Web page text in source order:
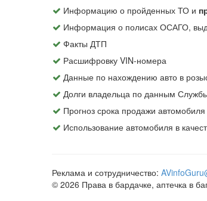
Информацию о пройденных ТО и
Информация о полисах ОСАГО,
Факты ДТП
Расшифровку VIN-номера
Данные по нахождению авто в
Долги владельца по данным
Прогноз срока продажи
Использование автомобиля в
Реклама и сотрудничество:
© 2026 Права в бардачке, аптечка в